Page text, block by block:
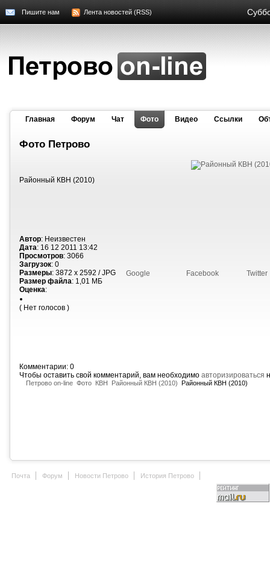
Пишите нам Лента новостей (RSS)
Главная Форум Чат Фото Видео Cсылки
Фото Петрово
Районный КВН (2010)
Автор: Неизвестен
Дата: 16 12 2011 13:42
Просмотров: 3066
Загрузок: 0
Размеры: 3872 x 2592 / JPG
Размер файла: 1,01 МБ
Оценка:
( Нет голосов )
Google Facebook Twitter
Комментарии: 0
Чтобы оставить свой комментарий, вам необходимо авторизироваться
Петрово on-line Фото КВН Районный КВН (2010) Районный КВН (2010)
Почта Форум Новости Петрово История Петрово